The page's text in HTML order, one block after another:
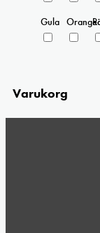
Gula
Varukorg